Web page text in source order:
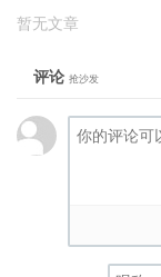
暂无文章
评论 抢沙发